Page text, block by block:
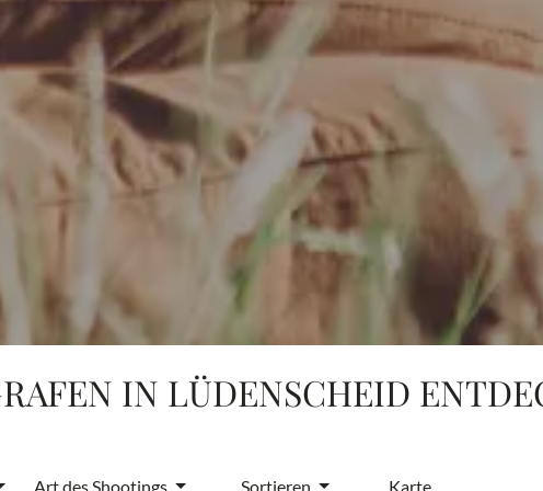
IN LÜDENSCHEID
Art des Shootings Sortieren Karte